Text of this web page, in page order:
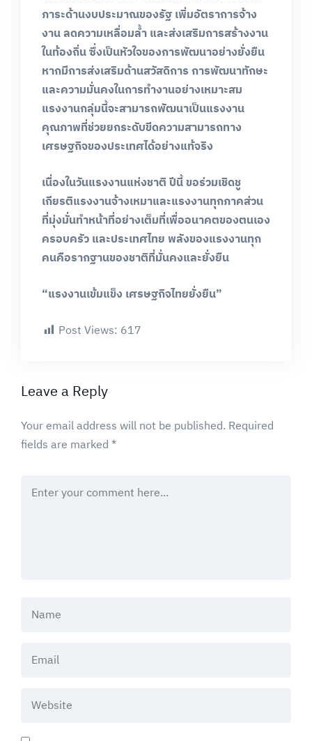
ภาระด้านงบประมาณของรัฐเพิ่มอัตราการจ้าง
งานลดความเหลื่อมล้ำและส่งเสริมการสร้างงาน
ในท้องถิ่นซึ่งเป็นหัวใจของการพัฒนาอย่างยั่งยืน
หากมีการส่งเสริมด้านสวัสดิการการพัฒนาทักษะ
และความมั่นคงในการทำงานอย่างเหมาะสม
แรงงานกลุ่มนี้จะสามารถพัฒนาเป็นแรงงาน
คุณภาพที่ช่วยยกระดับขีดความสามารถทาง
เศรษฐกิจของประเทศได้อย่างแท้จริง
เนื่องในวันแรงงานแห่งชาติปีนี้ขอร่วมเชิดชู
เกียรติแรงงานจ้างเหมาและแรงงานทุกภาคส่วน
ที่มุ่งมั่นทำหน้าที่อย่างเต็มที่เพื่ออนาคตของตนเอง
ครอบครัวและประเทศไทย พลังของแรงงานทุก
คนคือรากฐานของชาติที่มั่นคงและยั่งยืน
“แรงงานเข้มแข็ง เศรษฐกิจไทยยั่งยืน”
Post Views: 617
Leave a Reply
Your email address will not be published. Required
fields are marked*